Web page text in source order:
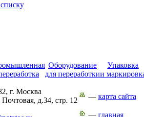
Оборудование
для переработки
Упаковка
и
г. Москва
Почтовая, д.34, стр. 12
— карта сайта
— главная